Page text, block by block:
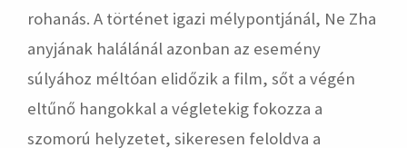
rohanás. A történet igazi mélypontjánál, Ne Zha
anyjának halálánál azonban az esemény
súlyához méltóan elidőzik a film, sőt a végén
eltűnő hangokkal a végletekig fokozza a
szomorú helyzetet, sikeresen feloldva a